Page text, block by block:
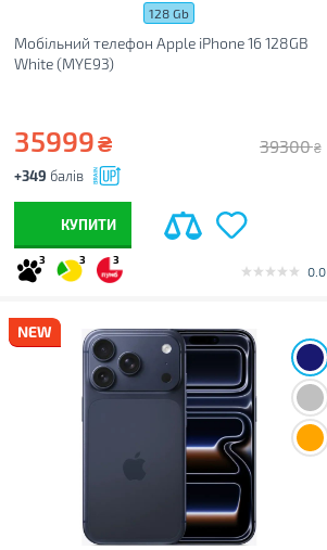
128 Gb
Мобільний телефон Apple iPhone 16 128GB
White (MYE93)
35999₴ 39300 ₴
+349 балів
КУПИТИ
3 3 3
0.0